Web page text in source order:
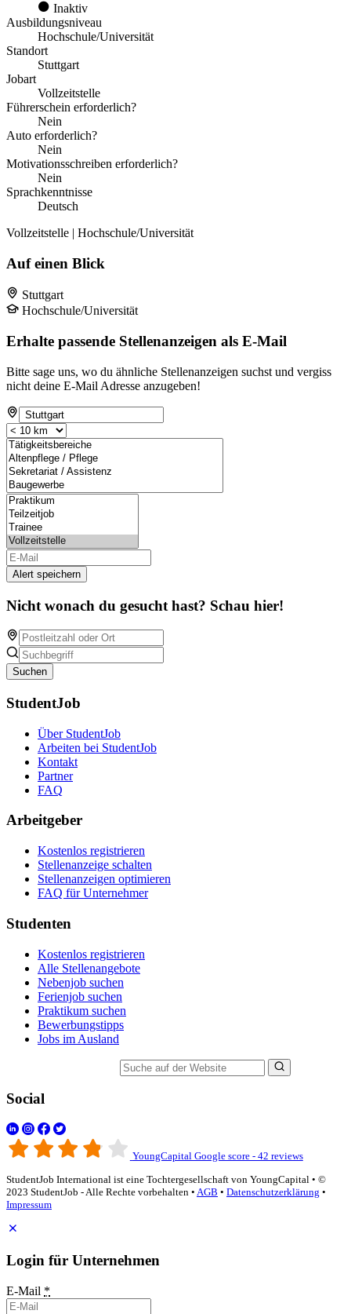
Inaktiv
Ausbildungsniveau
Hochschule/Universität
Standort
Stuttgart
Jobart
Vollzeitstelle
Führerschein erforderlich?
Nein
Auto erforderlich?
Nein
Motivationsschreiben erforderlich?
Nein
Sprachkenntnisse
Deutsch
Vollzeitstelle | Hochschule/Universität
Auf einen Blick
Stuttgart
Hochschule/Universität
Erhalte passende Stellenanzeigen als E-Mail
Bitte sage uns, wo du ähnliche Stellenanzeigen suchst und vergiss
nicht deine E-Mail Adresse anzugeben!
Alert speichern
Nicht wonach du gesucht hast? Schau hier!
Suchen
StudentJob
Über StudentJob
Arbeiten bei StudentJob
Kontakt
Partner
FAQ
Arbeitgeber
Kostenlos registrieren
Stellenanzeige schalten
Stellenanzeigen optimieren
FAQ für Unternehmer
Studenten
Kostenlos registrieren
Alle Stellenangebote
Nebenjob suchen
Ferienjob suchen
Praktikum suchen
Bewerbungstipps
Jobs im Ausland
Social
YoungCapital Google score - 42 reviews
StudentJob International ist eine Tochtergesellschaft von YoungCapital • ©
2023 StudentJob - Alle Rechte vorbehalten • AGB • Datenschutzerklärung •
Impressum
Login für Unternehmen
E-Mail *